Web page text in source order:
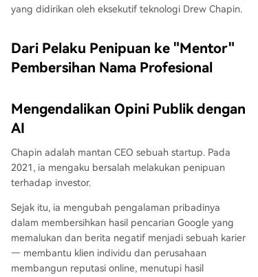
yang didirikan oleh eksekutif teknologi Drew Chapin.
Dari Pelaku Penipuan ke "Mentor"
Pembersihan Nama Profesional
Mengendalikan Opini Publik dengan
AI
Chapin adalah mantan CEO sebuah startup. Pada
2021, ia mengaku bersalah melakukan penipuan
terhadap investor.
Sejak itu, ia mengubah pengalaman pribadinya
dalam membersihkan hasil pencarian Google yang
memalukan dan berita negatif menjadi sebuah karier
— membantu klien individu dan perusahaan
membangun reputasi online, menutupi hasil